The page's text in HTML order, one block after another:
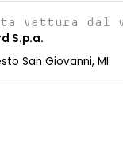
vettura dal
S.p.a.
San Giovanni, MI